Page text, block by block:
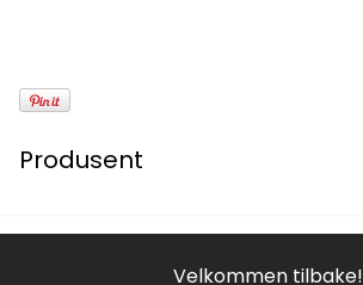
Produsent
Velkommen tilbake!